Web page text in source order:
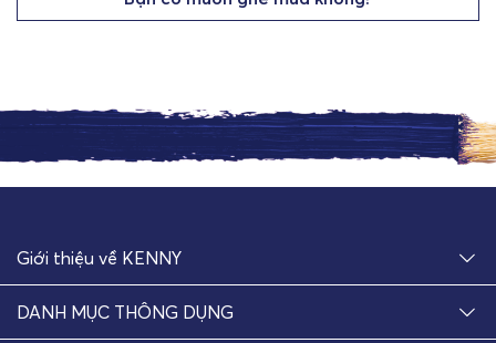
Giới thiệu về KENNY
DANH MỤC THÔNG DỤNG